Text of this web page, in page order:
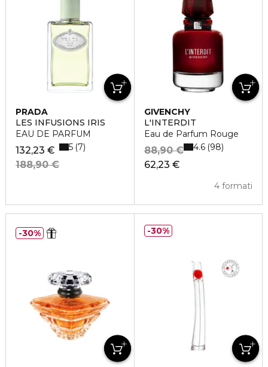
PRADA
LES INFUSIONS IRIS
EAU DE PARFUM
132,23 €
188,90 €
5 7
GIVENCHY
L'INTERDIT
Eau de Parfum Rouge
62,23 €
88,90 €
4 formati
4.6 98
30% 30%